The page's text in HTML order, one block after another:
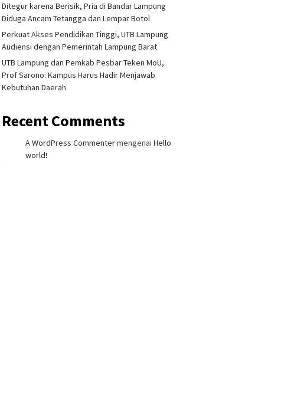
Ditegur karena Berisik, Pria di Bandar Lampung
Diduga Ancam Tetangga dan Lempar Botol
Perkuat Akses Pendidikan Tinggi, UTB Lampung
Audiensi dengan Pemerintah Lampung Barat
UTB Lampung dan Pemkab Pesbar Teken MoU,
Prof Sarono: Kampus Harus Hadir Menjawab
Kebutuhan Daerah
Recent Comments
A WordPress CommentermengenaiHello
world!